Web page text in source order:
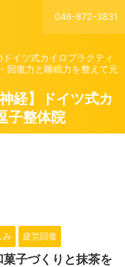
046-872-3831
イツ式カイロプラクティ
回復力と睡眠力を整えて元
経】ドイツ式カ
子整体院
み 疲労回復
子づくりと抹茶を